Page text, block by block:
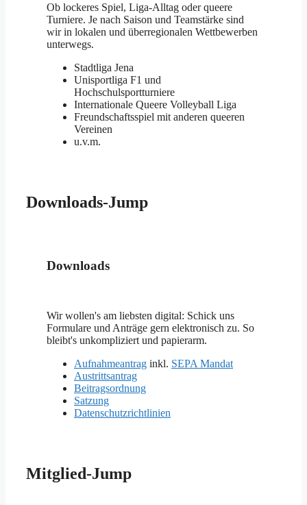
Ob lockeres Spiel, Liga-Alltag oder queere
Turniere. Je nach Saison und Teamstärke sind
wir in lokalen und überregionalen Wettbewerben
unterwegs.
Stadtliga Jena
Unisportliga F1 und
Hochschulsportturniere
Internationale Queere Volleyball Liga
Freundschaftsspiel mit anderen queeren
Vereinen
u.v.m.
Downloads-Jump
Downloads
Wir wollen's am liebsten digital: Schick uns
Formulare und Anträge gern elektronisch zu. So
bleibt's unkompliziert und papierarm.
Aufnahmeantrag inkl. SEPA Mandat
Austrittsantrag
Beitragsordnung
Satzung
Datenschutzrichtlinien
Mitglied-Jump